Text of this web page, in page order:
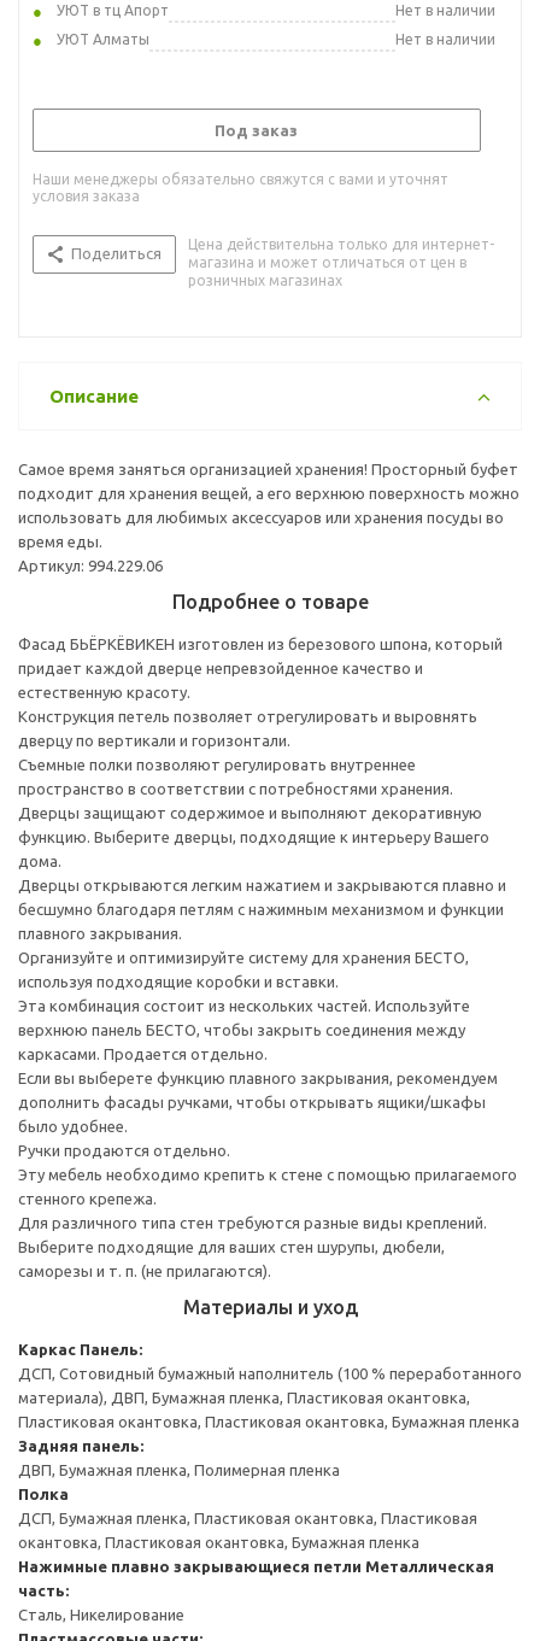
УЮТ в тц Апорт
Нет в наличии
УЮТ Алматы
Нет в наличии
Под заказ
Наши менеджеры обязательно свяжутся с вами и уточнят
условия заказа
Поделиться
Цена действительна только для интернет-
магазина и может отличаться от цен в
розничных магазинах
Описание
Самое время заняться организацией хранения! Просторный буфет
подходит для хранения вещей, а его верхнюю поверхность можно
использовать для любимых аксессуаров или хранения посуды во
время еды.
Артикул: 994.229.06
Подробнее о товаре
Фасад БЬЁРКЁВИКЕН изготовлен из березового шпона, который
придает каждой дверце непревзойденное качество и
естественную красоту.
Конструкция петель позволяет отрегулировать и выровнять
дверцу по вертикали и горизонтали.
Съемные полки позволяют регулировать внутреннее
пространство в соответствии с потребностями хранения.
Дверцы защищают содержимое и выполняют декоративную
функцию. Выберите дверцы, подходящие к интерьеру Вашего
дома.
Дверцы открываются легким нажатием и закрываются плавно и
бесшумно благодаря петлям с нажимным механизмом и функции
плавного закрывания.
Организуйте и оптимизируйте систему для хранения БЕСТО,
используя подходящие коробки и вставки.
Эта комбинация состоит из нескольких частей. Используйте
верхнюю панель БЕСТО, чтобы закрыть соединения между
каркасами. Продается отдельно.
Если вы выберете функцию плавного закрывания, рекомендуем
дополнить фасады ручками, чтобы открывать ящики/шкафы
было удобнее.
Ручки продаются отдельно.
Эту мебель необходимо крепить к стене с помощью прилагаемого
стенного крепежа.
Для различного типа стен требуются разные виды креплений.
Выберите подходящие для ваших стен шурупы, дюбели,
саморезы и т. п. (не прилагаются).
Материалы и уход
Каркас Панель:
ДСП, Сотовидный бумажный наполнитель (100 % переработанного
материала), ДВП, Бумажная пленка, Пластиковая окантовка,
Пластиковая окантовка, Пластиковая окантовка, Бумажная пленка
Задняя панель:
ДВП, Бумажная пленка, Полимерная пленка
Полка
ДСП, Бумажная пленка, Пластиковая окантовка, Пластиковая
окантовка, Пластиковая окантовка, Бумажная пленка
Нажимные плавно закрывающиеся петли Металлическая
часть:
Сталь, Никелирование